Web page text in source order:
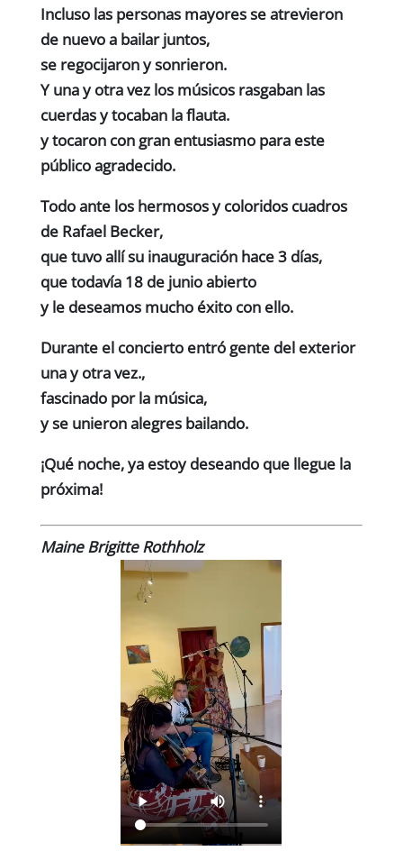
Incluso las personas mayores se atrevieron
de nuevo a bailar juntos,
se regocijaron y sonrieron.
Y una y otra vez los músicos rasgaban las
cuerdas y tocaban la flauta.
y tocaron con gran entusiasmo para este
público agradecido.
Todo ante los hermosos y coloridos cuadros
de Rafael Becker,
que tuvo allí su inauguración hace 3 días,
que todavía 18 de junioabierto
y le deseamos mucho éxito con ello.
Durante el concierto entró gente del exterior
una y otra vez.,
fascinado por la música,
y se unieron alegres bailando.
¡Qué noche, ya estoy deseando que llegue la
próxima!
Maine Brigitte Rothholz